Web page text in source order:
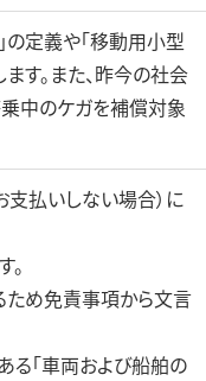
の定義や「移動用小型
す。また、昨今の社会
乗中のケガを補償対象
払いしない場合）に
ため免責事項から文言
る「車両および船舶の